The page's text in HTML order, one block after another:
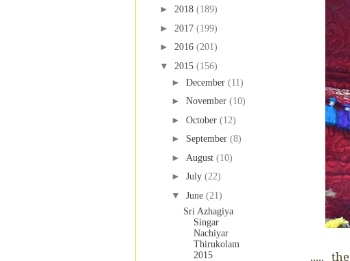
.....
► 2018 (189)
► 2017 (199)
► 2016 (201)
▼ 2015 (156)
► December (11)
► November (10)
► October (12)
► September (8)
► August (10)
► July (22)
▼ June (21)
Sri Azhagiya
Singar
Nachiyar
Thirukolam
2015